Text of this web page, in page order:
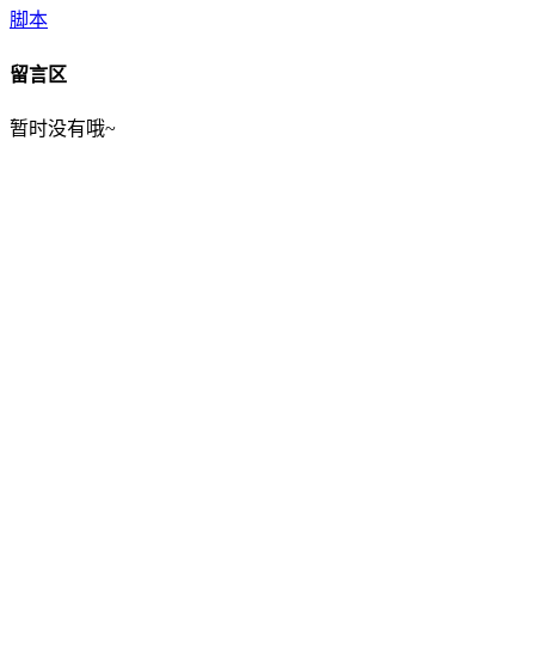
脚本
留言区
暂时没有哦~